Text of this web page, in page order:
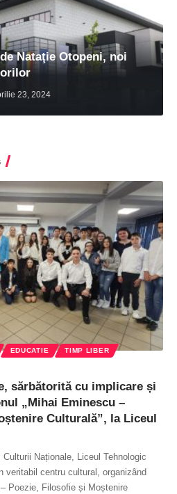
Nataţie Otopeni, noi
23, 2024
EDUCATIE
TIMP LIBER
sărbătorită cu implicare și
„Mihai Eminescu –
Culturală”, la Liceul
Naționale, Liceul Tehnologic
veritabil centru cultural, organizând
Poezie, Filosofie și Moștenire